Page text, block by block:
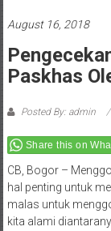
August 16, 2018
Paskhas
Posted By: admin
Share this on
CB, Bogor –
hal penting untuk
malas untuk
kita alami